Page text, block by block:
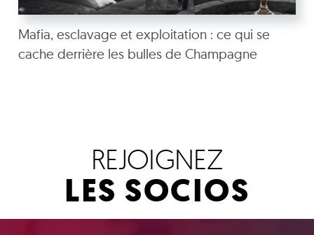
Mafia, esclavage et exploitation : ce qui se
cache derrière les bulles de Champagne
REJOIGNEZ
LES SOCIOS